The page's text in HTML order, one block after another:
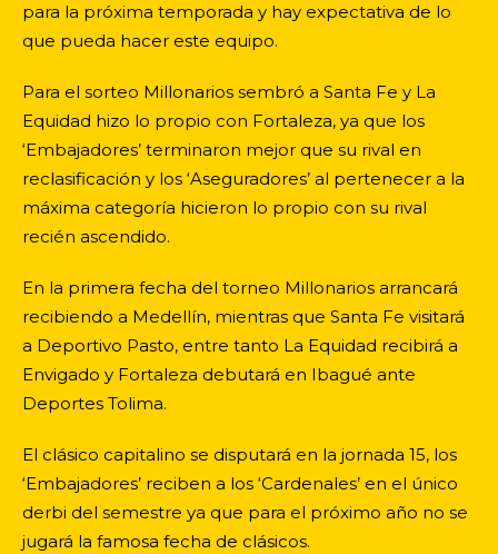
para la próxima temporada y hay expectativa de lo
que pueda hacer este equipo.
Para el sorteo Millonarios sembró a Santa Fe y La
Equidad hizo lo propio con Fortaleza, ya que los
‘Embajadores’ terminaron mejor que su rival en
reclasificación y los ‘Aseguradores’ al pertenecer a la
máxima categoría hicieron lo propio con su rival
recién ascendido.
En la primera fecha del torneo Millonarios arrancará
recibiendo a Medellín, mientras que Santa Fe visitará
a Deportivo Pasto, entre tanto La Equidad recibirá a
Envigado y Fortaleza debutará en Ibagué ante
Deportes Tolima.
El clásico capitalino se disputará en la jornada 15, los
‘Embajadores’ reciben a los ‘Cardenales’ en el único
derbi del semestre ya que para el próximo año no se
jugará la famosa fecha de clásicos.